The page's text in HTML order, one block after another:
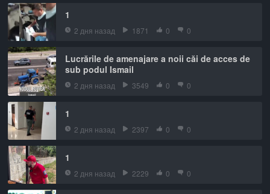
1
2 дня назад 1871 0 0
Lucrările de amenajare a noii căi de acces de
sub podul Ismail
2 дня назад 3549 0 0
1
2 дня назад 2397 0 0
1
2 дня назад 2229 0 0